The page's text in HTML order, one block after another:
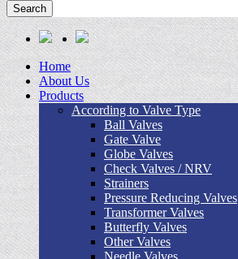
Search
Home
About Us
Products
According to Valve Type
Ball Valves
Gate Valve
Globe Valves
Check Valves / NRV
Strainers
Pressure Reducing Valves
Transformer Valves
Butterfly Valves
Other Valves
Needle Valves